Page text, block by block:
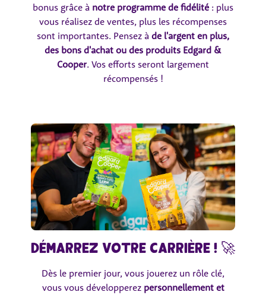
bonus grâce à notre programme de fidélité: plus
vous réalisez de ventes, plus les récompenses
sont importantes. Pensez à de l'argent en plus,
des bons d'achat ou des produits Edgard &
Cooper. Vos efforts seront largement
récompensés !
Démarrez votre carrière ! 🚀
Dès le premier jour, vous jouerez un rôle clé,
vous vous développerez personnellement et